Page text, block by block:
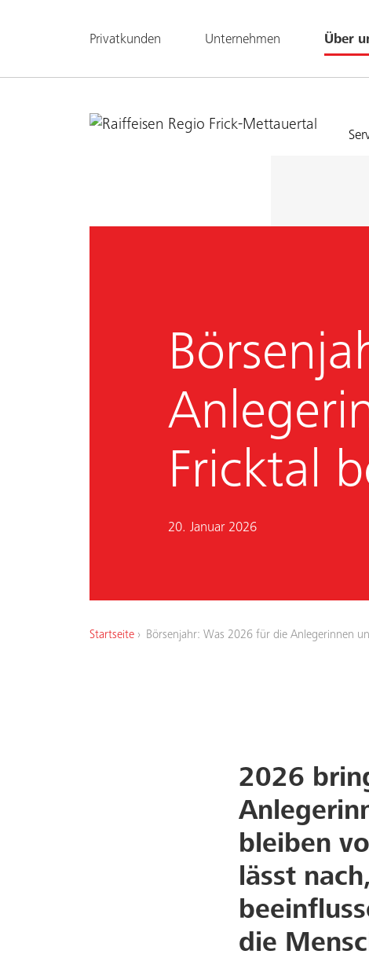
Privatkunden Unternehmen Über
Fricktal
20. Januar 2026
Startseite Börsenjahr: Was 2026 für die Anlegerinnen
2026
bleiben
lässt
die